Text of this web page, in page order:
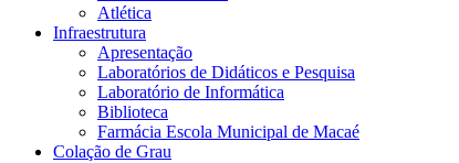
Atlética
Infraestrutura
Apresentação
Laboratórios de Didáticos e Pesquisa
Laboratório de Informática
Biblioteca
Farmácia Escola Municipal de Macaé
Colação de Grau